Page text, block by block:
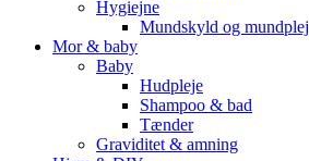
Hygiejne
Mundskyld og
Mor & baby
Baby
Hudpleje
Shampoo & bad
Tænder
Graviditet & amning